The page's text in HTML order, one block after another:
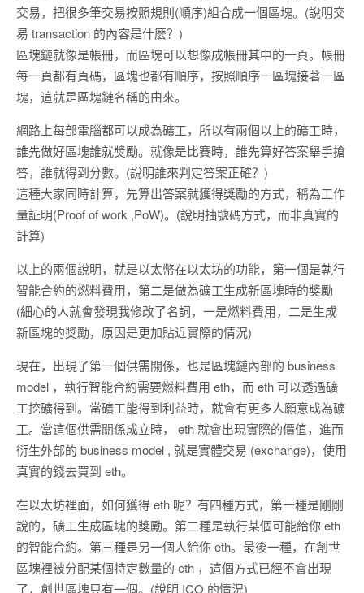
交易，把很多筆交易按照規則(順序)組合成一個區塊。(說明交
易 transaction 的內容是什麼？)
區塊鏈就像是帳冊，而區塊可以想像成帳冊其中的一頁。帳冊
每一頁都有頁碼，區塊也都有順序，按照順序一區塊接著一區
塊，這就是區塊鏈名稱的由來。
網路上每部電腦都可以成為礦工，所以有兩個以上的礦工時，
誰先做好區塊誰就獎勵。就像是比賽時，誰先算好答案舉手搶
答，誰就得到分數。(說明誰來判定答案正確？)
這種大家同時計算，先算出答案就獲得獎勵的方式，稱為工作
量証明(Proof of work ,PoW)。(說明抽號碼方式，而非真實的
計算)
以上的兩個說明，就是以太幣在以太坊的功能，第一個是執行
智能合約的燃料費用，第二是做為礦工生成新區塊時的獎勵
(細心的人就會發現我修改了名詞，一是燃料費用，二是生成
新區塊的獎勵，原因是更加貼近實際的情況)
現在，出現了第一個供需關係，也是區塊鏈內部的 business
model ，執行智能合約需要燃料費用 eth，而 eth 可以透過礦
工挖礦得到。當礦工能得到利益時，就會有更多人願意成為礦
工。當這個供需關係成立時， eth 就會出現實際的價值，進而
衍生外部的 business model , 就是實體交易 (exchange)，使用
真實的錢去買到 eth。
在以太坊裡面，如何獲得 eth 呢？有四種方式，第一種是剛剛
說的，礦工生成區塊的獎勵。第二種是執行某個可能給你 eth
的智能合約。第三種是另一個人給你 eth。最後一種，在創世
區塊裡被分配某個特定數量的 eth ，這個方式已經不會出現
了，創世區塊只有一個。(說明 ICO 的情況)